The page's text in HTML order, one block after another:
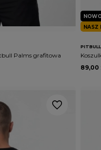
Palms grafitowa
NASZ
PITBULL
89,00